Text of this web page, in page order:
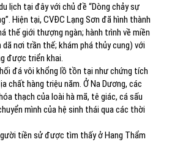
lịch tại đây với chủ đề “Dòng chảy sự
Hiện tại, CVĐC Lạng Sơn đã hình thành
thế giới thượng ngàn; hành trình về miền
nơi trần thế; khám phá thủy cung) với
được triển khai.
đá vôi khổng lồ tồn tại như chứng tích
chất hàng triệu năm. Ở Na Dương, các
thạch của loài hà mã, tê giác, cá sấu
mình của hệ sinh thái qua các thời
tiền sử được tìm thấy ở Hang Thẩm